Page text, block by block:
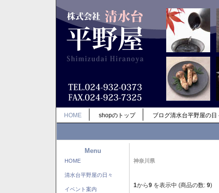
HOME shopのトップ ブログ清水台平野屋の日
Menu
HOME
清水台平野屋の日々
イベント案内
神奈川県
1から9 を表示中 (商品の数: 9)